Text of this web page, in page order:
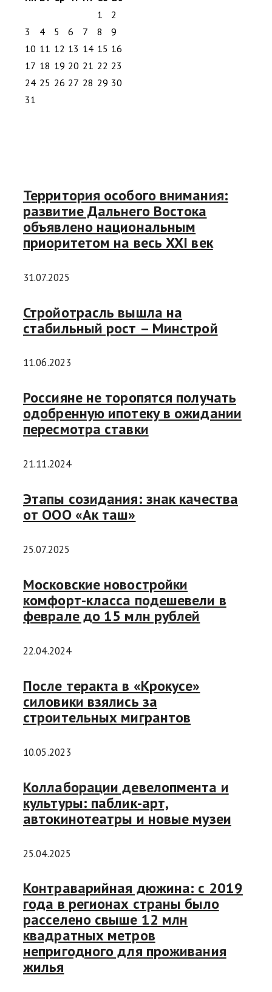
1
2
3
4 5 6 7 8
9
10 11 12 13 14 15 16
17 18 19 20 21 22 23
24 25 26 27 28 29 30
31
Территория особого внимания:
развитие Дальнего Востока
объявлено национальным
приоритетом на весь XXI век
31.07.2025
Стройотрасль вышла на
стабильный рост – Минстрой
11.06.2023
Россияне не торопятся получать
одобренную ипотеку в ожидании
пересмотра ставки
21.11.2024
Этапы созидания: знак качества
от ООО «Ак таш»
25.07.2025
Московские новостройки
комфорт-класса подешевели в
феврале до 15 млн рублей
22.04.2024
После теракта в «Крокусе»
силовики взялись за
строительных мигрантов
10.05.2023
Коллаборации девелопмента и
культуры: паблик-арт,
автокинотеатры и новые музеи
25.04.2025
Контраварийная дюжина: с 2019
года в регионах страны было
расселено свыше 12 млн
квадратных метров
непригодного для проживания
жилья